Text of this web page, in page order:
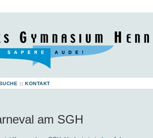
:: KONTAKT
am SGH